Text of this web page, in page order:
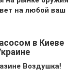
на любой ваш
в Киеве
Воздушка!